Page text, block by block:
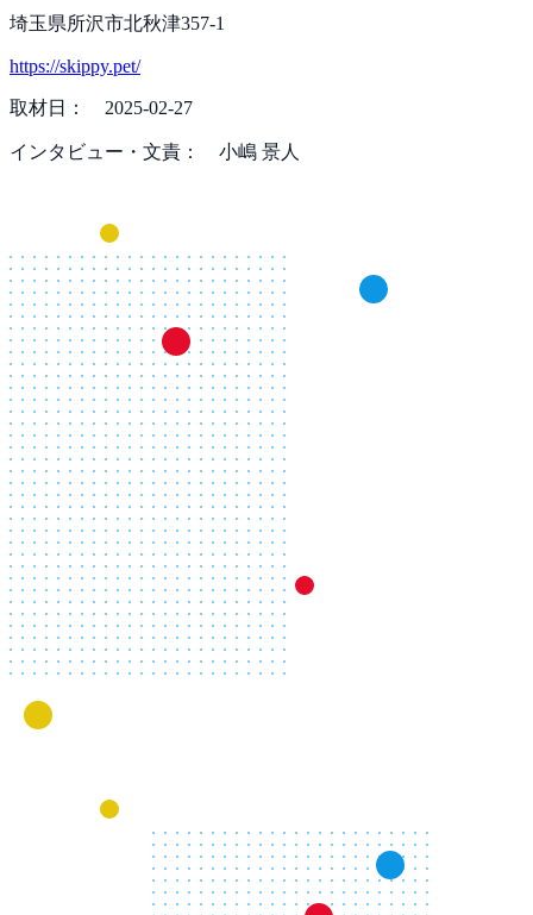
埼玉県所沢市北秋津357-1
https://skippy.pet/
取材日： 2025-02-27
インタビュー・文責： 小嶋 景人